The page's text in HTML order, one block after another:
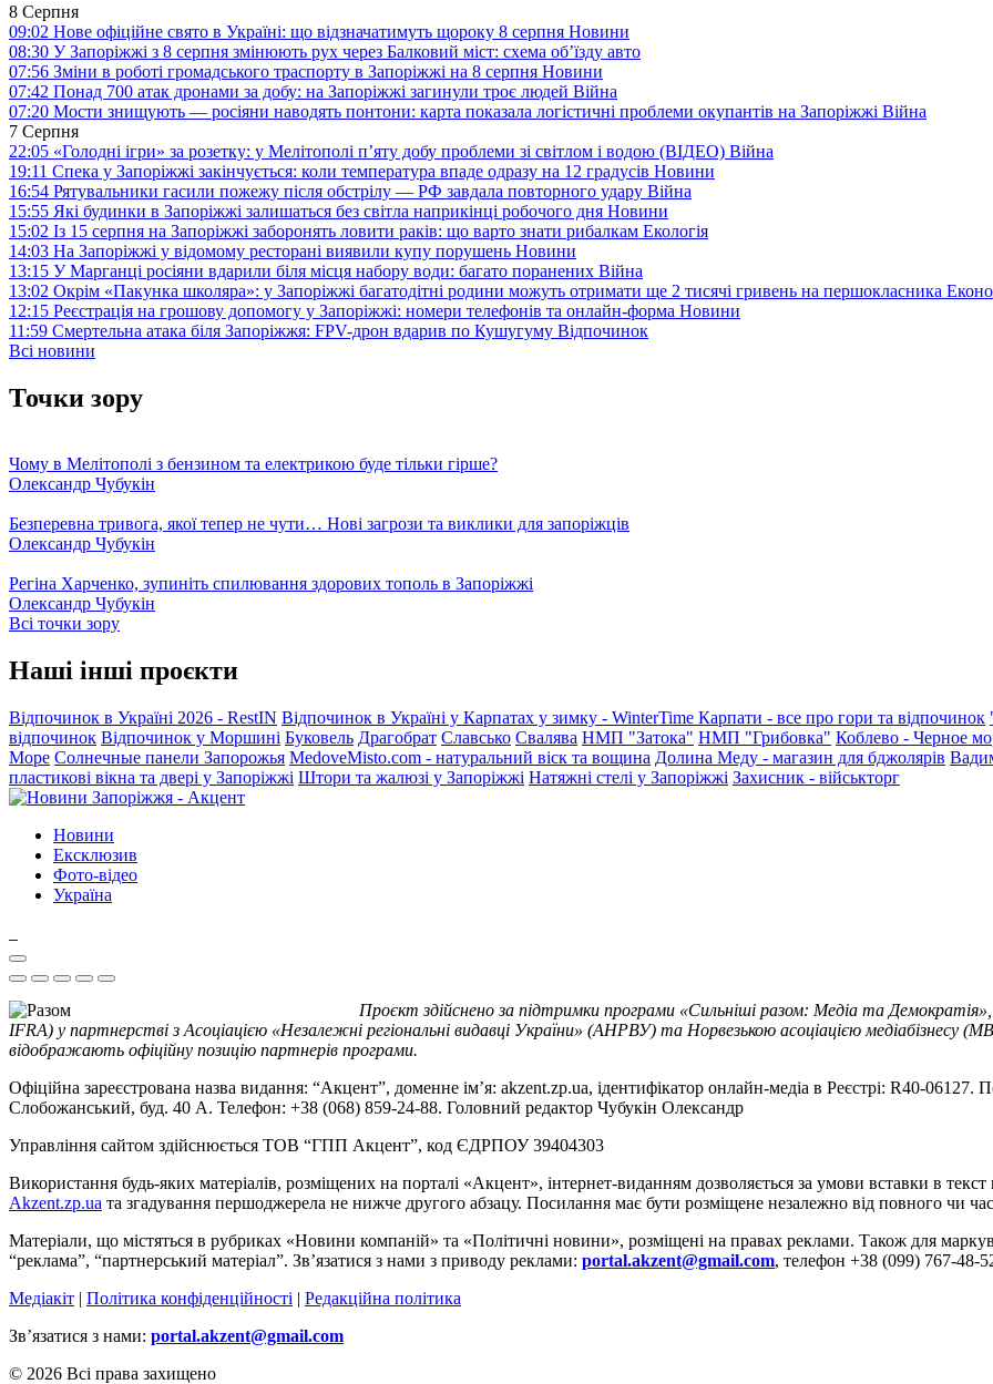
8 Серпня
09:02 Нове офіційне свято в Україні: що відзначатимуть щороку 8 серпня Новини
08:30 У Запоріжжі з 8 серпня змінюють рух через Балковий міст: схема об’їзду авто
07:56 Зміни в роботі громадського траспорту в Запоріжжі на 8 серпня Новини
07:42 Понад 700 атак дронами за добу: на Запоріжжі загинули троє людей Війна
07:20 Мости знищують — росіяни наводять понтони: карта показала логістичні проблеми окупантів на Запоріжжі Війна
7 Серпня
22:05 «Голодні ігри» за розетку: у Мелітополі п’яту добу проблеми зі світлом і водою (ВІДЕО) Війна
19:11 Спека у Запоріжжі закінчується: коли температура впаде одразу на 12 градусів Новини
16:54 Рятувальники гасили пожежу після обстрілу — РФ завдала повторного удару Війна
15:55 Які будинки в Запоріжжі залишаться без світла наприкінці робочого дня Новини
15:02 Із 15 серпня на Запоріжжі заборонять ловити раків: що варто знати рибалкам Екологія
14:03 На Запоріжжі у відомому ресторані виявили купу порушень Новини
13:15 У Марганці росіяни вдарили біля місця набору води: багато поранених Війна
13:02 Окрім «Пакунка школяра»: у Запоріжжі багатодітні родини можуть отримати ще 2 тисячі гривень на першокласника
12:15 Реєстрація на грошову допомогу у Запоріжжі: номери телефонів та онлайн-форма Новини
11:59 Смертельна атака біля Запоріжжя: FPV-дрон вдарив по Кушугуму Відпочинок
Всі новини
Точки зору
Чому в Мелітополі з бензином та електрикою буде тільки гірше?
Олександр Чубукін
Безперевна тривога, якої тепер не чути… Нові загрози та виклики для запоріжців
Олександр Чубукін
Регіна Харченко, зупиніть спилювання здорових тополь в Запоріжжі
Олександр Чубукін
Всі точки зору
Наші інші проєкти
Відпочинок в Україні 2026 - RestIN Відпочинок в Україні у Карпатах у зимку - WinterTime Карпати - все про гори та відпочинок
відпочинок Відпочинок у Моршині Буковель Драгобрат Славсько Свалява НМП "Затока" НМП "Грибовка" Коблево - Черное
Море Солнечные панели Запорожья MedoveMisto.com - натуральний віск та вощина Долина Меду - магазин для бджолярів
пластикові вікна та двері у Запоріжжі Штори та жалюзі у Запоріжжі Натяжні стелі у Запоріжжі Захисник - військторг
Новини
Ексклюзив
Фото-відео
Україна
Проєкт здійснено за підтримки програми «Сильніші разом: Медіа та
IFRA) у партнерстві з Асоціацією «Незалежні регіональні видавці України» (АНРВУ) та Норвезькою асоціацією медіабізнесу
відображають офіційну позицію партнерів програми.
Офіційна зареєстрована назва видання: “Акцент”, доменне ім’я: akzent.zp.ua, ідентифікатор онлайн-медіа в Реєстрі: R40-
Слобожанський, буд. 40 А. Телефон: +38 (068) 859-24-88. Головний редактор Чубукін Олександр
Управління сайтом здійснюється ТОВ “ГПП Акцент”, код ЄДРПОУ 39404303
Використання будь-яких матеріалів, розміщених на порталі «Акцент», інтернет-виданням дозволяється за умови вставки в
Akzent.zp.ua та згадування першоджерела не нижче другого абзацу. Посилання має бути розміщене незалежно від повного чи
Матеріали, що містяться в рубриках «Новини компаній» та «Політичні новини», розміщені на правах реклами. Також для
“реклама”, “партнерський матеріал”. Зв’язатися з нами з приводу реклами: portal.akzent@gmail.com, телефон +38 (099) 767-48-
Медіакіт | Політика конфіденційності | Редакційна політика
Зв’язатися з нами: portal.akzent@gmail.com
© 2026 Всі права захищено